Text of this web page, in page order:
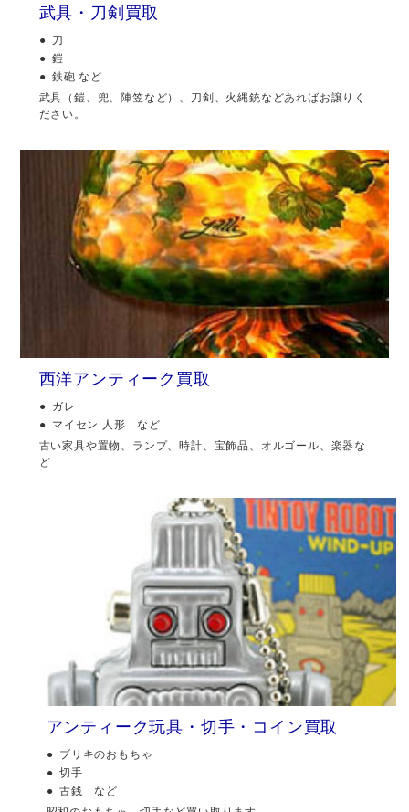
武具・刀剣買取
刀
鎧
鉄砲 など
武具（鎧、兜、陣笠など）、刀剣、火縄銃などあればお譲りく
ださい。
西洋アンティーク買取
ガレ
マイセン 人形 など
古い家具や置物、ランプ、時計、宝飾品、オルゴール、楽器な
ど
アンティーク玩具・切手・コイン買取
ブリキのおもちゃ
切手
古銭 など